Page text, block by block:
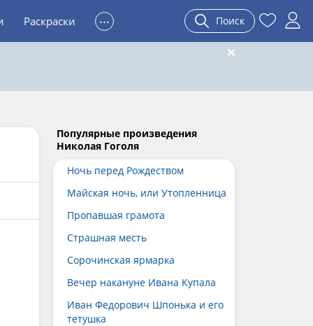
Раскраски ... Поиск
Популярные произведения
Николая Гоголя
Ночь перед Рождеством
Майская ночь, или Утопленница
Пропавшая грамота
Страшная месть
Сорочинская ярмарка
Вечер накануне Ивана Купала
Иван Федорович Шпонька и его
тетушка